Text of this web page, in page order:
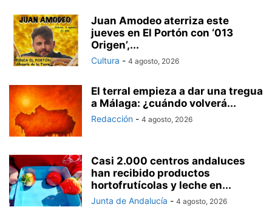
Juan Amodeo aterriza este
jueves en El Portón con ‘013
Origen’,...
Cultura - 4 agosto, 2026
El terral empieza a dar una tregua
a Málaga: ¿cuándo volverá...
Redacción - 4 agosto, 2026
Casi 2.000 centros andaluces
han recibido productos
hortofrutícolas y leche en...
Junta de Andalucía - 4 agosto, 2026